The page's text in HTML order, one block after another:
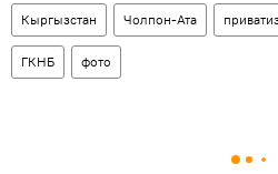
Кыргызстан Чолпон-Ата
ГКНБ фото